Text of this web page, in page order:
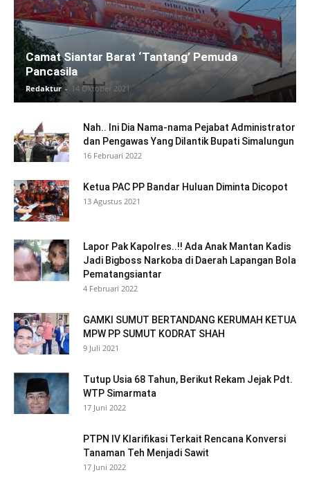
Camat Siantar Barat ‘Tantang’ Pemuda
Pancasila
Redaktur - 14 Oktober 2021
Nah.. Ini Dia Nama-nama Pejabat Administrator
dan Pengawas Yang Dilantik Bupati Simalungun
16 Februari 2022
Ketua PAC PP Bandar Huluan Diminta Dicopot
13 Agustus 2021
Lapor Pak Kapolres..!! Ada Anak Mantan Kadis
Jadi Bigboss Narkoba di Daerah Lapangan Bola
Pematangsiantar
4 Februari 2022
GAMKI SUMUT BERTANDANG KERUMAH KETUA
MPW PP SUMUT KODRAT SHAH
9 Juli 2021
Tutup Usia 68 Tahun, Berikut Rekam Jejak Pdt.
WTP Simarmata
17 Juni 2022
PTPN IV Klarifikasi Terkait Rencana Konversi
Tanaman Teh Menjadi Sawit
17 Juni 2022